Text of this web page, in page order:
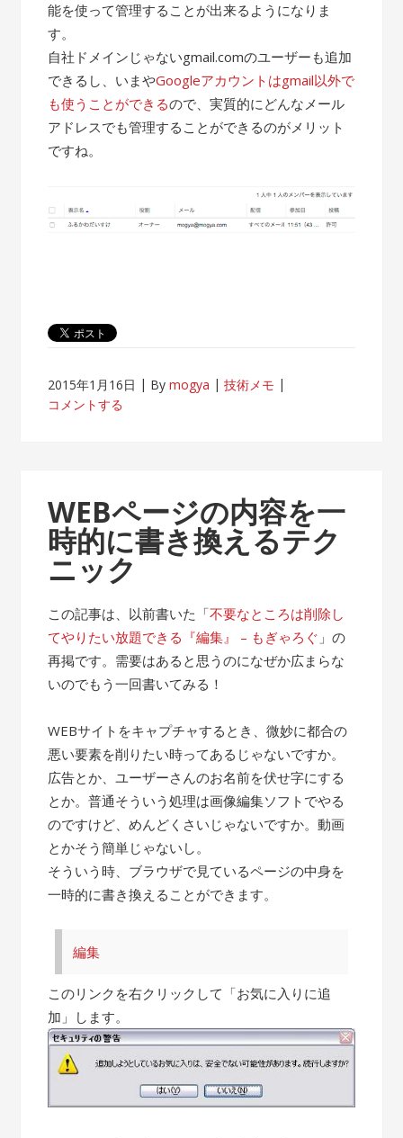
能を使って管理することが出来るようになりま
す。
自社ドメインじゃないgmail.comのユーザーも追加
できるし、いまやGoogleアカウントはgmail以外で
も使うことができるので、実質的にどんなメール
アドレスでも管理することができるのがメリット
ですね。
2015年1月16日 Bymogya
技術メモ
コメントする
WEBページの内容を一
時的に書き換えるテク
ニック
この記事は、以前書いた「不要なところは削除し
てやりたい放題できる『編集』 – もぎゃろぐ 」の
再掲です。需要はあると思うのになぜか広まらな
いのでもう一回書いてみる！
WEBサイトをキャプチャするとき、微妙に都合の
悪い要素を削りたい時ってあるじゃないですか。
広告とか、ユーザーさんのお名前を伏せ字にする
とか。普通そういう処理は画像編集ソフトでやる
のですけど、めんどくさいじゃないですか。動画
とかそう簡単じゃないし。
そういう時、ブラウザで見ているページの中身を
一時的に書き換えることができます。
編集
このリンクを右クリックして「お気に入りに追
加」します。